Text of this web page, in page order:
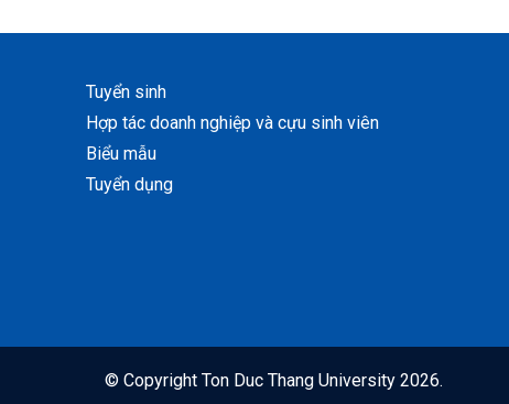
Tuyển sinh
Hợp tác doanh nghiệp và cựu sinh viên
Biểu mẫu
Tuyển dụng
© Copyright Ton Duc Thang University 2026.